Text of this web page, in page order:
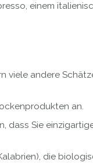
einem
viele andere
an.
dass Sie
die